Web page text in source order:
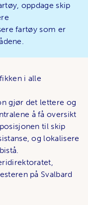
oppdage skip
fartøy som er
i alle
gjør det lettere og
å få oversikt
til skip
og lokalisere
på Svalbard